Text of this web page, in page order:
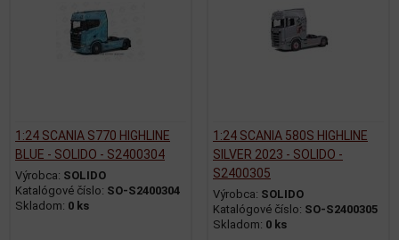
1:24 SCANIA S770 HIGHLINE
BLUE - SOLIDO - S2400304
Výrobca: SOLIDO
Katalógové číslo: SO-S2400304
Skladom: 0 ks
1:24 SCANIA 580S HIGHLINE
SILVER 2023 - SOLIDO -
S2400305
Výrobca: SOLIDO
Katalógové číslo: SO-S2400305
Skladom: 0 ks